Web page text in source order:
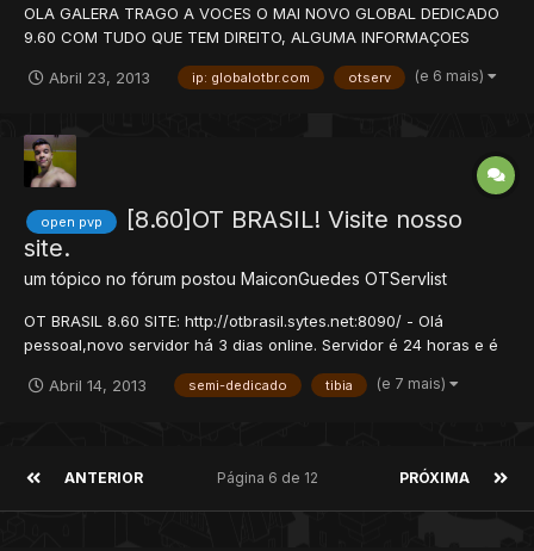
OLA GALERA TRAGO A VOCES O MAI NOVO GLOBAL DEDICADO
9.60 COM TUDO QUE TEM DIREITO, ALGUMA INFORMAÇOES
(SEM COMBO); -Mount System 100%; -Taming System 97%; -
9.60; -Market Syste...
Abril 23, 2013 ip: globalotbr.com otserv (e 6 mais)
open pvp
[8.60]OT BRASIL! Visite nosso
site.
um tópico no fórum postou MaiconGuedes OTServlist
OT BRASIL 8.60 SITE: http://otbrasil.sytes.net:8090/ - Olá
pessoal,novo servidor há 3 dias online. Servidor é 24 horas e é
350X SKILLS * 100X ML * 50X LOOT * SITE:
Abril 14, 2013 semi-dedicado tibia (e 7 mais)
ANTERIOR PRÓXIMA
Página 6 de 12